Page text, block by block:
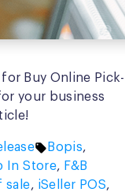
for Buy Online Pick-
your business
Tags:
Bopis,
In Store, F&B
sale, iSeller POS,